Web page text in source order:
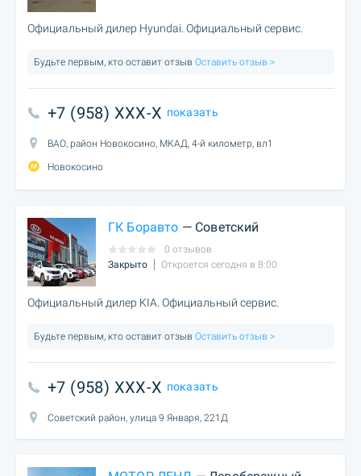
Официальный дилер Hyundai. Официальный сервис.
Будьте первым, кто оставит отзыв Оставить отзыв >
+7 (958) XXX-X показать
ВАО, район Новокосино, МКАД, 4-й километр, вл1
Новокосино
ГК Боравто — Советский
0 отзывов
Закрыто
Откроется сегодня в 8:00
Официальный дилер KIA. Официальный сервис.
Будьте первым, кто оставит отзыв Оставить отзыв >
+7 (958) XXX-X показать
Советский район, улица 9 Января, 221Д